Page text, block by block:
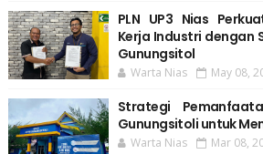
PLN UP3 Nias
Kerja Industri dengan
Gunungsitol
Warta Nias May 08,
Strategi
Gunungsitoli untuk
Warta Nias Mar 08,